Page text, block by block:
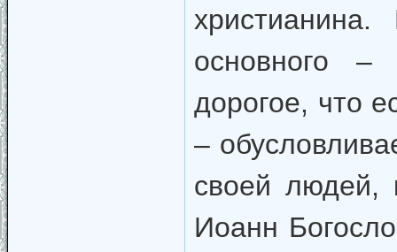
основного
дорогое, что
–
своей людей,
Иоанн